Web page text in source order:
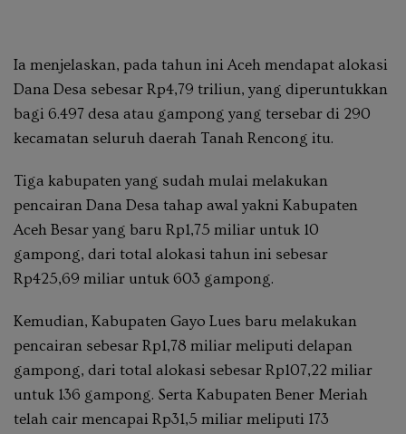
Ia menjelaskan, pada tahun ini Aceh mendapat alokasi
Dana Desa sebesar Rp4,79 triliun, yang diperuntukkan
bagi 6.497 desa atau gampong yang tersebar di 290
kecamatan seluruh daerah Tanah Rencong itu.
Tiga kabupaten yang sudah mulai melakukan
pencairan Dana Desa tahap awal yakni Kabupaten
Aceh Besar yang baru Rp1,75 miliar untuk 10
gampong, dari total alokasi tahun ini sebesar
Rp425,69 miliar untuk 603 gampong.
Kemudian, Kabupaten Gayo Lues baru melakukan
pencairan sebesar Rp1,78 miliar meliputi delapan
gampong, dari total alokasi sebesar Rp107,22 miliar
untuk 136 gampong. Serta Kabupaten Bener Meriah
telah cair mencapai Rp31,5 miliar meliputi 173